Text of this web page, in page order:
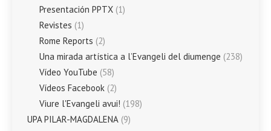
Presentación PPTX (1)
Revistes (1)
Rome Reports (2)
Una mirada artística a l’Evangeli del diumenge (238)
Vídeo YouTube (58)
Vídeos Facebook (2)
Viure l'Evangeli avui! (198)
UPA PILAR-MAGDALENA (9)